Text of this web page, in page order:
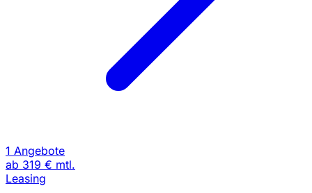
1 Angebote
ab 319 € mtl.
Leasing